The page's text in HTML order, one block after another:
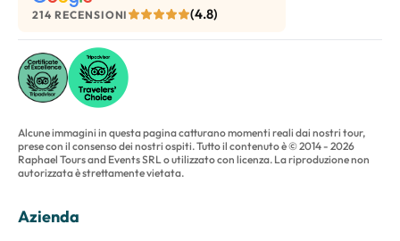
214 RECENSIONI (4.8)
Alcune immagini in questa pagina catturano momenti reali dai nostri tour,
prese con il consenso dei nostri ospiti. Tutto il contenuto è © 2014 - 2026
Raphael Tours and Events SRL o utilizzato con licenza. La riproduzione non
autorizzata è strettamente vietata.
Azienda